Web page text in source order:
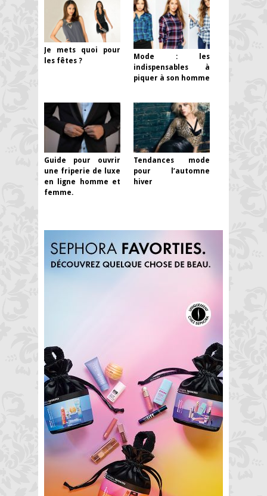
Je mets quoi pour
les fêtes ?
Mode : les
indispensables à
piquer à son homme
Guide pour ouvrir
une friperie de luxe
en ligne homme et
femme.
Tendances mode
pour l’automne
hiver